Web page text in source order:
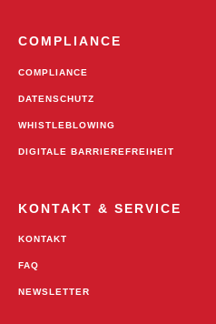
COMPLIANCE
COMPLIANCE
DATENSCHUTZ
WHISTLEBLOWING
DIGITALE BARRIEREFREIHEIT
KONTAKT & SERVICE
KONTAKT
FAQ
NEWSLETTER